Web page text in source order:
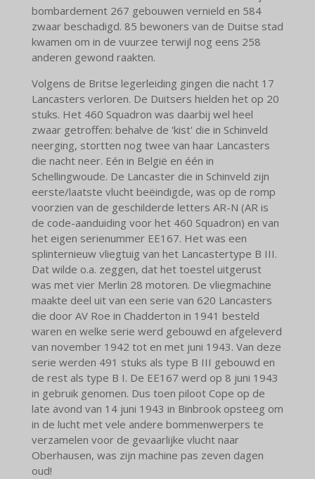
bombardement 267 gebouwen vernield en 584
zwaar beschadigd. 85 bewoners van de Duitse stad
kwamen om in de vuurzee terwijl nog eens 258
anderen gewond raakten.
Volgens de Britse legerleiding gingen die nacht 17
Lancasters verloren. De Duitsers hielden het op 20
stuks. Het 460 Squadron was daarbij wel heel
zwaar getroffen: behalve de 'kist' die in Schinveld
neerging, stortten nog twee van haar Lancasters
die nacht neer. Eén in België en één in
Schellingwoude. De Lancaster die in Schinveld zijn
eerste/laatste vlucht beëindigde, was op de romp
voorzien van de geschilderde letters AR-N (AR is
de code-aanduiding voor het 460 Squadron) en van
het eigen serienummer EE167. Het was een
splinternieuw vliegtuig van het Lancastertype B III.
Dat wilde o.a. zeggen, dat het toestel uitgerust
was met vier Merlin 28 motoren. De vliegmachine
maakte deel uit van een serie van 620 Lancasters
die door AV Roe in Chadderton in 1941 besteld
waren en welke serie werd gebouwd en afgeleverd
van november 1942 tot en met juni 1943. Van deze
serie werden 491 stuks als type B III gebouwd en
de rest als type B I. De EE167 werd op 8 juni 1943
in gebruik genomen. Dus toen piloot Cope op de
late avond van 14 juni 1943 in Binbrook opsteeg om
in de lucht met vele andere bommenwerpers te
verzamelen voor de gevaarlijke vlucht naar
Oberhausen, was zijn machine pas zeven dagen
oud!